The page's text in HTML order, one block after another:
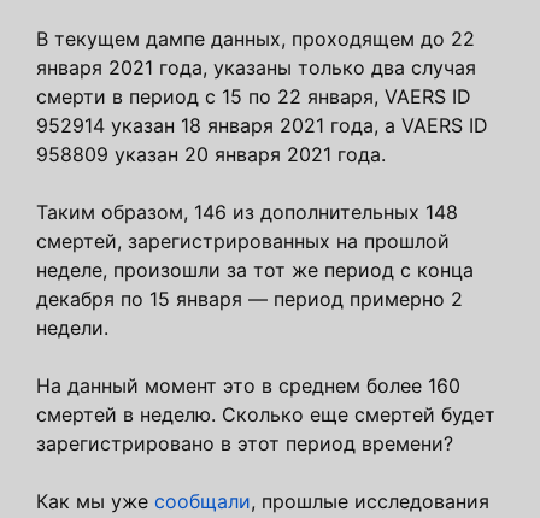
В текущем дампе данных, проходящем до 22
января 2021 года, указаны только два случая
смерти в период с 15 по 22 января, VAERS ID
952914 указан 18 января 2021 года, а VAERS ID
958809 указан 20 января 2021 года.
Таким образом, 146 из дополнительных 148
смертей, зарегистрированных на прошлой
неделе, произошли за тот же период с конца
декабря по 15 января — период примерно 2
недели.
На данный момент это в среднем более 160
смертей в неделю. Сколько еще смертей будет
зарегистрировано в этот период времени?
Как мы уже сообщали, прошлые исследования